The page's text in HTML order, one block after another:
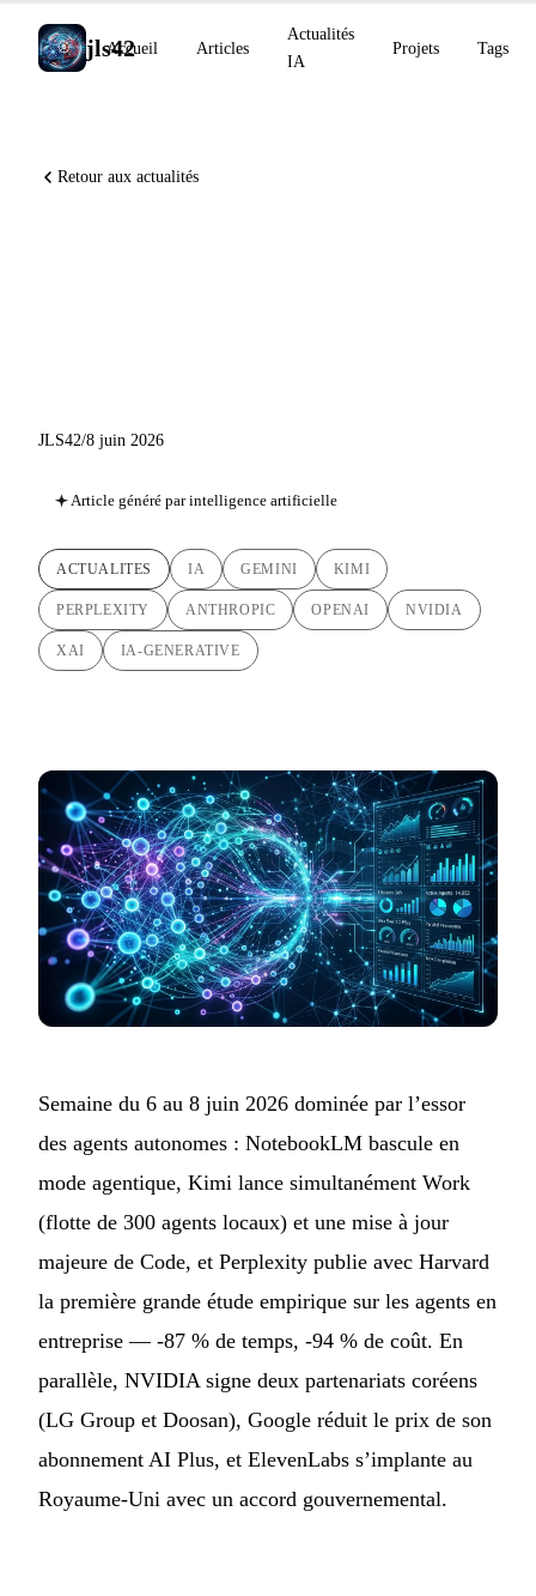
jls42
Accueil Articles
Actualités
IA
Projets Tags
Retour aux actualités
JLS42/8 juin 2026
Article généré par intelligence artificielle
ACTUALITES IA GEMINI KIMI
PERPLEXITY ANTHROPIC OPENAI NVIDIA
XAI IA-GENERATIVE
Semaine du 6 au 8 juin 2026 dominée par l’essor
des agents autonomes : NotebookLM bascule en
mode agentique, Kimi lance simultanément Work
(flotte de 300 agents locaux) et une mise à jour
majeure de Code, et Perplexity publie avec Harvard
la première grande étude empirique sur les agents en
entreprise — -87 % de temps, -94 % de coût. En
parallèle, NVIDIA signe deux partenariats coréens
(LG Group et Doosan), Google réduit le prix de son
abonnement AI Plus, et ElevenLabs s’implante au
Royaume-Uni avec un accord gouvernemental.